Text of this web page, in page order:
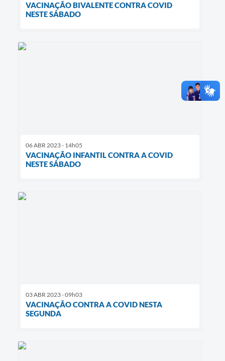
VACINAÇÃO BIVALENTE CONTRA COVID
NESTE SÁBADO
06 ABR 2023 - 14h05
VACINAÇÃO INFANTIL CONTRA A COVID
NESTE SÁBADO
03 ABR 2023 - 09h03
VACINAÇÃO CONTRA A COVID NESTA
SEGUNDA